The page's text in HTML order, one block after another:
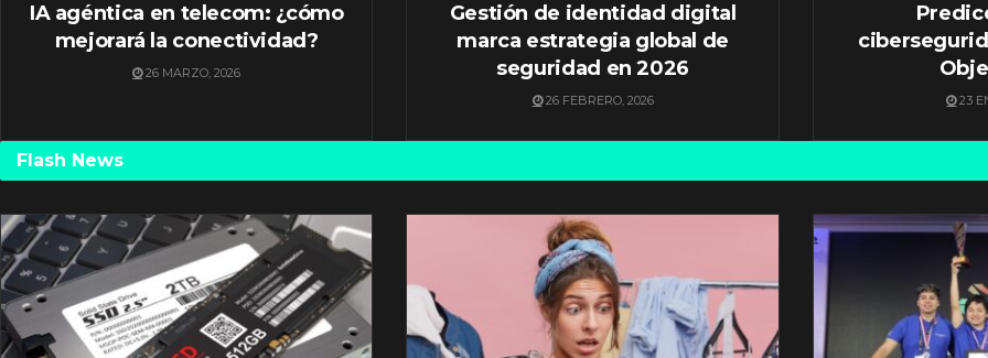
IA agéntica en telecom: ¿cómo
mejorará la conectividad?
26 MARZO, 2026
Gestión de identidad digital
marca estrategia global de
seguridad en 2026
26 FEBRERO, 2026 23
Flash News